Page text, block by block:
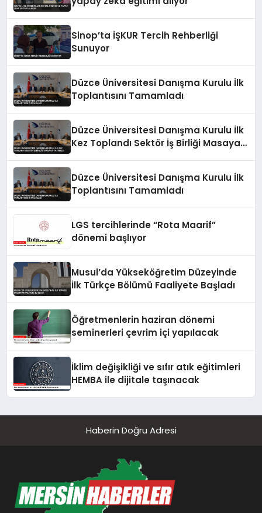
Sinop’ta İŞKUR Tercih Rehberliği
Sunuyor
Düzce Üniversitesi Danışma Kurulu İlk
Toplantısını Tamamladı
Düzce Üniversitesi Danışma Kurulu İlk
Kez Toplandı Sektör İş Birliği Masaya
Düzce Üniversitesi Danışma Kurulu İlk
Toplantısını Tamamladı
LGS tercihlerinde “Rota Maarif”
dönemi başlıyor
Musul’da Yükseköğretim Düzeyinde
İlk Türkçe Bölümü Faaliyete Başladı
Öğretmenlerin haziran dönemi
seminerleri çevrim içi yapılacak
İklim değişikliği ve sıfır atık eğitimleri
HEMBA ile dijitale taşınacak
Haberin Doğru Adresi